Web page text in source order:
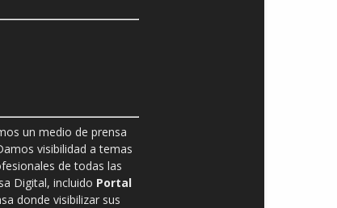
un medio de prensa
visibilidad a temas
de todas las
Digital, incluido Portal
donde visibilizar sus